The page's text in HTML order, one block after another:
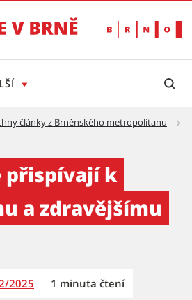
články z Brněnského metropolitanu
přispívají k
a zdravějšímu
2025 1 minuta čtení